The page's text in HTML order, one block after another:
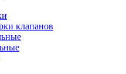
клапанов